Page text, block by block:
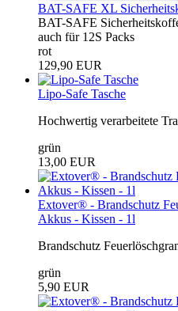
BAT-SAFE XL
BAT-SAFE
auch für 12S Packs
rot
129,90 EUR
Lipo-Safe Tasche
Hochwertig verarbeitete
grün
13,00 EUR
Extover® - Brandschutz
Akkus - Kissen - 1l
Brandschutz
grün
5,90 EUR